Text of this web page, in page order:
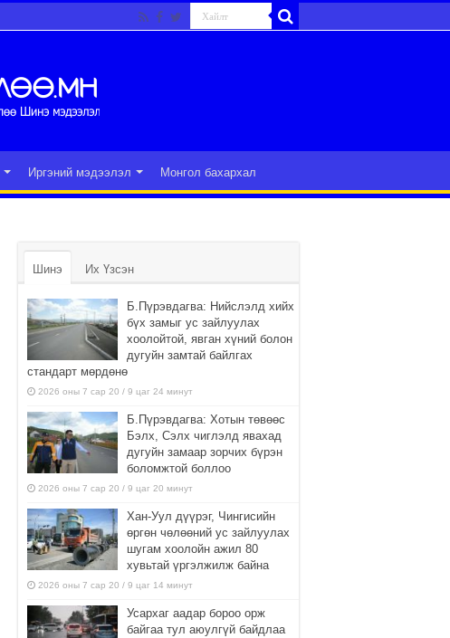
Иргэний мэдээлэл Монгол бахархал
Шинэ Их Үзсэн
Б.Пүрэвдагва: Нийслэлд хийх
бүх замыг ус зайлуулах
хоолойтой, явган хүний болон
дугуйн замтай байлгах
стандарт мөрдөнө
2026 оны 7 сар 20 / 9 цаг 24 минут
Б.Пүрэвдагва: Хотын төвөөс
Бэлх, Сэлх чиглэлд явахад
дугуйн замаар зорчих бүрэн
боломжтой боллоо
2026 оны 7 сар 20 / 9 цаг 20 минут
Хан-Уул дүүрэг, Чингисийн
өргөн чөлөөний ус зайлуулах
шугам хоолойн ажил 80
хувьтай үргэлжилж байна
2026 оны 7 сар 20 / 9 цаг 14 минут
Усархаг аадар бороо орж
байгаа тул аюулгүй байдлаа